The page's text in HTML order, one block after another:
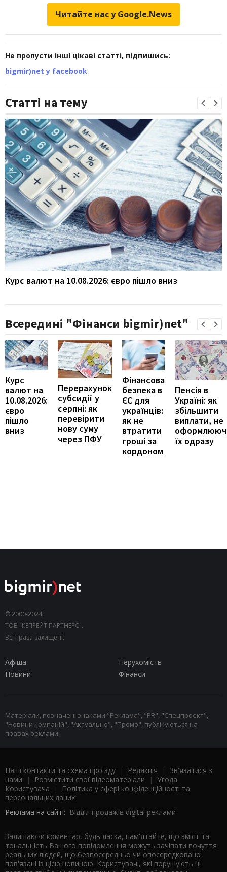
Читайте нас у Google.News
Не пропусти інші цікаві статті, підпишись:
bigmir)net у facebook
Статті на тему
Курс валют на 10.08.2026: євро пішло вниз
Всередині "Фінанси bigmir)net"
Курс
валют на
10.08.2026:
євро
пішло
вниз
Перерахунок
субсидії у
серпні: як
перевірити
нову суму
через ПФУ
Фінансова
безпека в
ЄС для
українців:
як не
втратити
гроші за
кордоном
Пенсія в
Україні: як
збільшити
виплати, не
їх одразу
© 2000-2024,
ТОВ "КЕПРЕЙТ ПАРТНЕРС".
Всі права захищені.
Афіша
Нерухомість
Новини
Фінанси
Матеріали, позначені знаками "Реклама", "PR", "Спецпроект",
"Новини компаній", "Актуально", "Промо", публікуються на
правах реклами.
Наші контакти та схема проїзду | Редакція | Зв'язатися з
нами | Розмістити свої відеоматеріали | Угода
Користувача |
Політика у сфері конфіденційності та
персональних даних
Реклама на сайті: Відділ продажів digital реклами
Залишаючи коментар, будь ласка, пам'ятайте, що зміст та
тональність Вашого повідомлення можуть зачіпати почуття
реальних людей, що безпосередньо чи опосередковано
пов'язані із цією новиною. Користувачі, які порушують ці